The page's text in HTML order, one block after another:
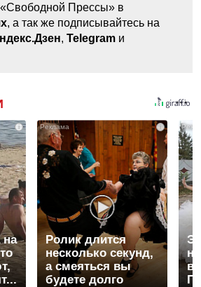
«Свободной Прессы» в
, а так же подписывайтесь на
, Telegram и
i
на
i
Ролик длится
несколько секунд,
а смеяться вы
будете долго